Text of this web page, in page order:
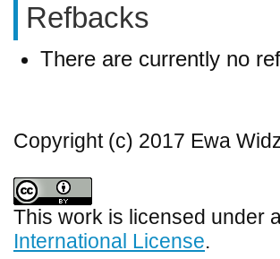
Refbacks
There are currently no
Copyright (c) 2017 Ewa
This work is licensed under
International License.